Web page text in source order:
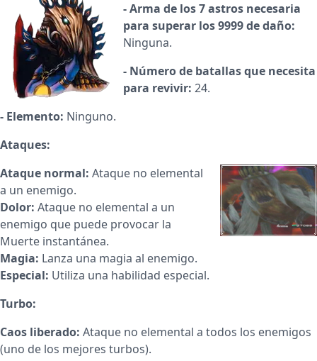
- Arma de los 7 astros necesaria
para superar los 9999 de daño:
Ninguna.
- Número de batallas que necesita
para revivir: 24.
- Elemento: Ninguno.
Ataques:
Ataque normal: Ataque no elemental
a un enemigo.
Dolor: Ataque no elemental a un
enemigo que puede provocar la
Muerte instantánea.
Magia: Lanza una magia al enemigo.
Especial: Utiliza una habilidad especial.
Turbo:
Caos liberado: Ataque no elemental a todos los enemigos
(uno de los mejores turbos).